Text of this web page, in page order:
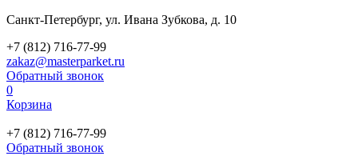
Санкт-Петербург, ул. Ивана Зубкова, д. 10
+7 (812) 716-77-99
zakaz@masterparket.ru
Обратный звонок
0
Корзина
+7 (812) 716-77-99
Обратный звонок